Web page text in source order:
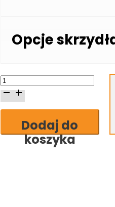
Opcje
ilość
Erkado
Nemezja
skrzydło
drzwiowe
Dodaj do
koszyka